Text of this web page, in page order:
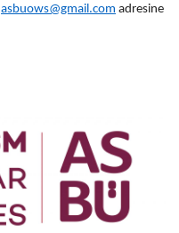
asbuows@gmail.com adresine